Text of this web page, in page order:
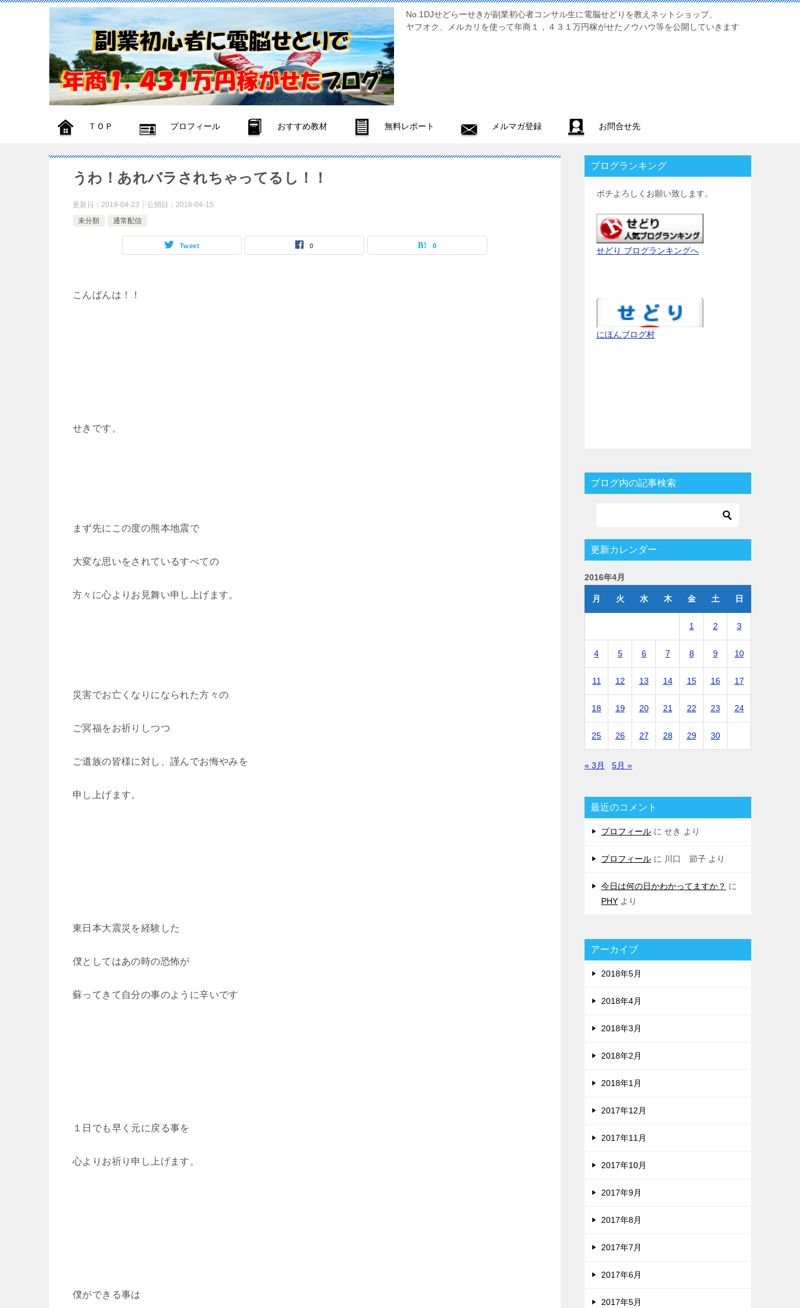
No.1DJせどらーせきが副業初心者コンサル生に電脳せどりを教えネットショップ、
ヤフオク、メルカリを使って年商１，４３１万円稼がせたノウハウ等を公開していきます
ＴＯＰ プロフィール おすすめ教材 無料レポート メルマガ登録 お問合せ先
うわ！あれバラされちゃってるし！！
更新日： 2019-04-23 公開日： 2016-04-15
未分類
通常配信
Tweet 0 0
こんばんは！！
せきです。
まず先にこの度の熊本地震で
大変な思いをされているすべての
方々に心よりお見舞い申し上げます。
災害でお亡くなりになられた方々の
ご冥福をお祈りしつつ
ご遺族の皆様に対し、謹んでお悔やみを
申し上げます。
東日本大震災を経験した
僕としてはあの時の恐怖が
蘇ってきて自分の事のように辛いです
１日でも早く元に戻る事を
心よりお祈り申し上げます。
僕ができる事は
ブログランキング
ポチよろしくお願い致します。
せどり ブログランキングへ
にほんブログ村
ブログ内の記事検索
更新カレンダー
2016年4月
月 火 水 木 金 土 日
1 2 3
4 5 6 7 8 9 10
11 12 13 14 15 16 17
18 19 20 21 22 23 24
25 26 27 28 29 30
« 3月 5月 »
最近のコメント
プロフィール に せき より
プロフィール に 川口 節子 より
今日は何の日かわかってますか？ に
PHY より
アーカイブ
2018年5月
2018年4月
2018年3月
2018年2月
2018年1月
2017年12月
2017年11月
2017年10月
2017年9月
2017年8月
2017年7月
2017年6月
2017年5月